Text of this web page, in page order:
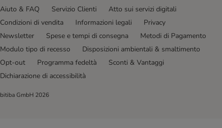
Aiuto & FAQ Servizio Clienti
Atto sui servizi digitali
Condizioni di vendita
Informazioni legali
Privacy
Newsletter
Spese e tempi di consegna
Metodi di Pagamento
Modulo tipo di recesso
Disposizioni ambientali & smaltimento
Opt-out
Programma fedeltà
Sconti & Vantaggi
Dichiarazione di accessibilità
bitiba GmbH 2026